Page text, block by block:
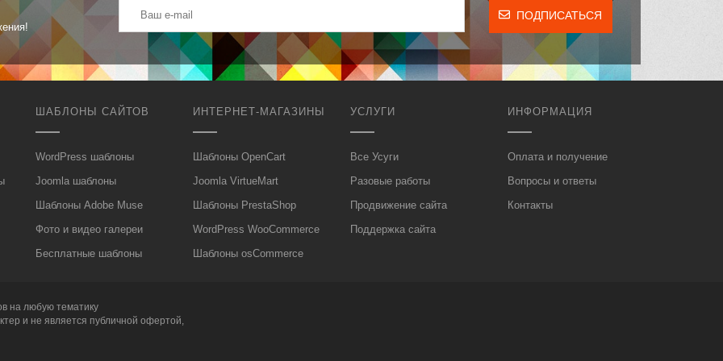
ПОДПИСАТЬСЯ
ШАБЛОНЫ САЙТОВ
WordPress шаблоны
Joomla шаблоны
Шаблоны Adobe Muse
Фото и видео галереи
Бесплатные шаблоны
ИНТЕРНЕТ-МАГАЗИНЫ
Шаблоны OpenCart
Joomla VirtueMart
Шаблоны PrestaShop
WordPress WooCommerce
Шаблоны osCommerce
УСЛУГИ
Все Усуги
Разовые работы
Продвижение сайта
Поддержка сайта
ИНФОРМАЦИЯ
Оплата и получение
Вопросы и ответы
Контакты
на любую тематику
и не является публичной офертой,